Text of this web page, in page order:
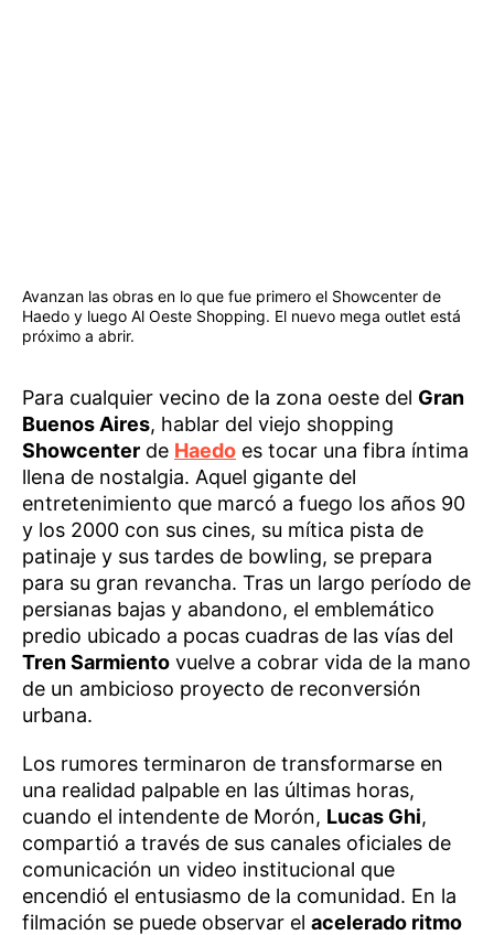
Avanzan las obras en lo que fue primero el Showcenter de
Haedo y luego Al Oeste Shopping. El nuevo mega outlet está
próximo a abrir.
Para cualquier vecino de la zona oeste del Gran
Buenos Aires, hablar del viejo shopping
Showcenter de Haedo es tocar una fibra íntima
llena de nostalgia. Aquel gigante del
entretenimiento que marcó a fuego los años 90
y los 2000 con sus cines, su mítica pista de
patinaje y sus tardes de bowling, se prepara
para su gran revancha. Tras un largo período de
persianas bajas y abandono, el emblemático
predio ubicado a pocas cuadras de las vías del
Tren Sarmiento vuelve a cobrar vida de la mano
de un ambicioso proyecto de reconversión
urbana.
Los rumores terminaron de transformarse en
una realidad palpable en las últimas horas,
cuando el intendente de Morón, Lucas Ghi,
compartió a través de sus canales oficiales de
comunicación un video institucional que
encendió el entusiasmo de la comunidad. En la
filmación se puede observar el acelerado ritmo